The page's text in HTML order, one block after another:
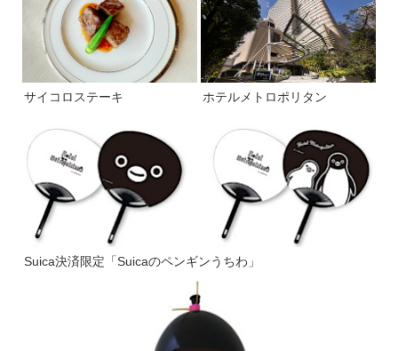
サイコロステーキ ホテルメトロポリタン
Suica決済限定「Suicaのペンギンうちわ」